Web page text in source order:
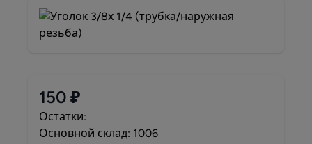
150 ₽
Остатки:
Основной склад: 1006